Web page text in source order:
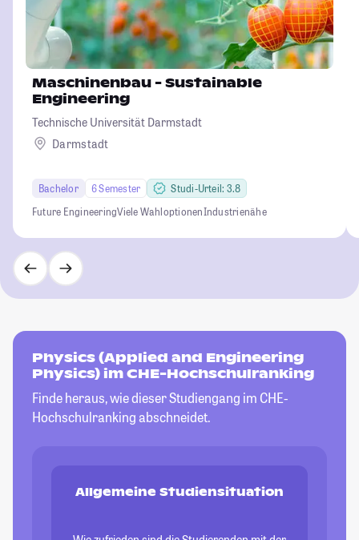
Maschinenbau - Sustainable
Engineering
Technische Universität Darmstadt
Darmstadt
Bachelor 6 Semester
Studi-Urteil: 3.8
Future EngineeringViele WahloptionenIndustrienähe
Physics (Applied and Engineering
Physics) im CHE-Hochschulranking
Finde heraus, wie dieser Studiengang im CHE-
Hochschulranking abschneidet.
Allgemeine Studiensituation